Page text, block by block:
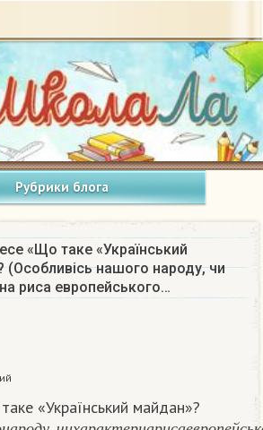
Рубрики блога
«Що таке «Український
(Особливісь нашого народу, чи
риса европейського…
«Український майдан»?
онароду,чихаракт ернарисае пе